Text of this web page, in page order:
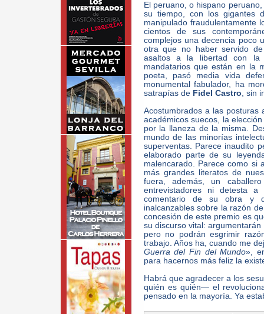
El peruano, o hispano
su tiempo, con los gigantes
manipulado fraudulentamente
cientos de sus
complejos una decencia poco
otra que no haber servido
asaltos a la libertad con la
mandatarios que están en la
poeta, pasó media vida
monumental fabulador, ha
satrapías de Fidel Castro, sin
Acostumbrados a las posturas
académicos suecos, la
por la llaneza de la misma.
mundo de las minorías
superventas. Parece inaudito
elaborado parte de su
malencarado. Parece como si
más grandes literatos de
fuera, además, un
entrevistadores ni detesta
comentario de su obra y
inalcanzables sobre la razón
concesión de este premio es
su discurso vital:
pero no podrán esgrimir
trabajo. Años ha, cuando me
Guerra del Fin del Mundo»,
para hacernos más feliz la
Habrá que agradecer a los
quién es quién— el
pensado en la mayoría. Ya